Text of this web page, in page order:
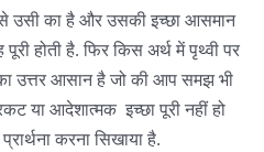
उसी का है और उसकी इच्छा आसमान
होती है. फिर किस अर्थ में पृथ्वी पर
उत्तर आसान है जो की आप समझ भी
या आदेशात्मक इच्छा पूरी नहीं हो
करना सिखाया है.